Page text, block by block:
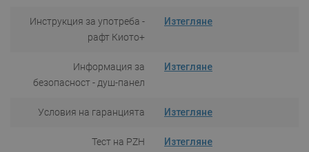
Инструкция за употреба -
рафт Киото+
Изтегляне
Информация за
безопасност - душ-панел
Изтегляне
Условия на гаранцията Изтегляне
Тест на PZH Изтегляне